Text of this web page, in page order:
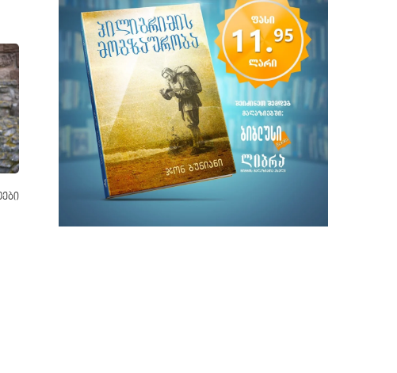
ასტროლოგია და ქრისტიანობა